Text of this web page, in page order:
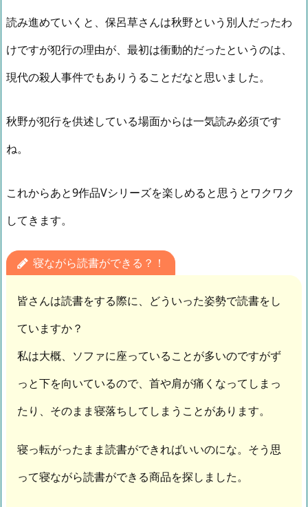
読み進めていくと、保呂草さんは秋野という別人だったわ
けですが犯行の理由が、最初は衝動的だったというのは、
現代の殺人事件でもありうることだなと思いました。
秋野が犯行を供述している場面からは一気読み必須です
ね。
これからあと9作品Vシリーズを楽しめると思うとワクワク
してきます。
寝ながら読書ができる？！
皆さんは読書をする際に、どういった姿勢で読書をし
ていますか？
私は大概、ソファに座っていることが多いのですがず
っと下を向いているので、首や肩が痛くなってしまっ
たり、そのまま寝落ちしてしまうことがあります。
寝っ転がったまま読書ができればいいのにな。そう思
って寝ながら読書ができる商品を探しました。